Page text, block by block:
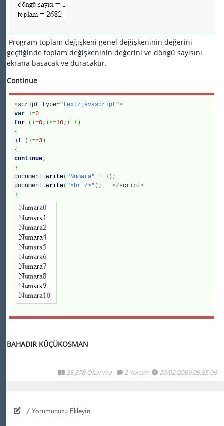
Program toplam değişkeni genel değişkeninin değerini
geçtiğinde toplam değişkeninin değerini ve döngü sayısını
ekrana basacak ve duracaktır.
Continue
<script type="text/javascript">
var i=0
for
(i=0;i<=10;i++)
{
if
(i==3)
{
continue;
}
document.write( "Numara" + i) ;
document.write( "<br />" ) ; </script>
}
BAHADIR KÜÇÜKOSMAN
35,378 Okunma 2 Yorum 20/02/2009.09:55:06
/ Yorumunuzu Ekleyin